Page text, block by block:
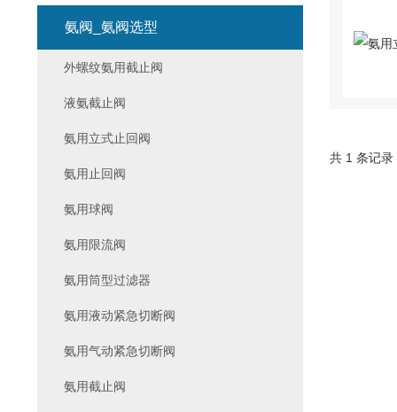
共 1 条记
氨阀_氨阀选型
外螺纹氨用截止阀
液氨截止阀
氨用立式止回阀
氨用止回阀
氨用球阀
氨用限流阀
氨用筒型过滤器
氨用液动紧急切断阀
氨用气动紧急切断阀
氨用截止阀